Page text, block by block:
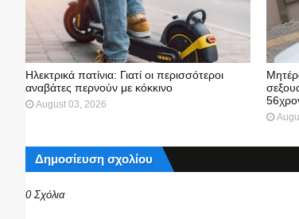
Ηλεκτρικά πατίνια: Γιατί οι περισσότεροι
αναβάτες περνούν με κόκκινο
August 03, 2026
Δημοσίευση σχολίου
0 Σχόλια